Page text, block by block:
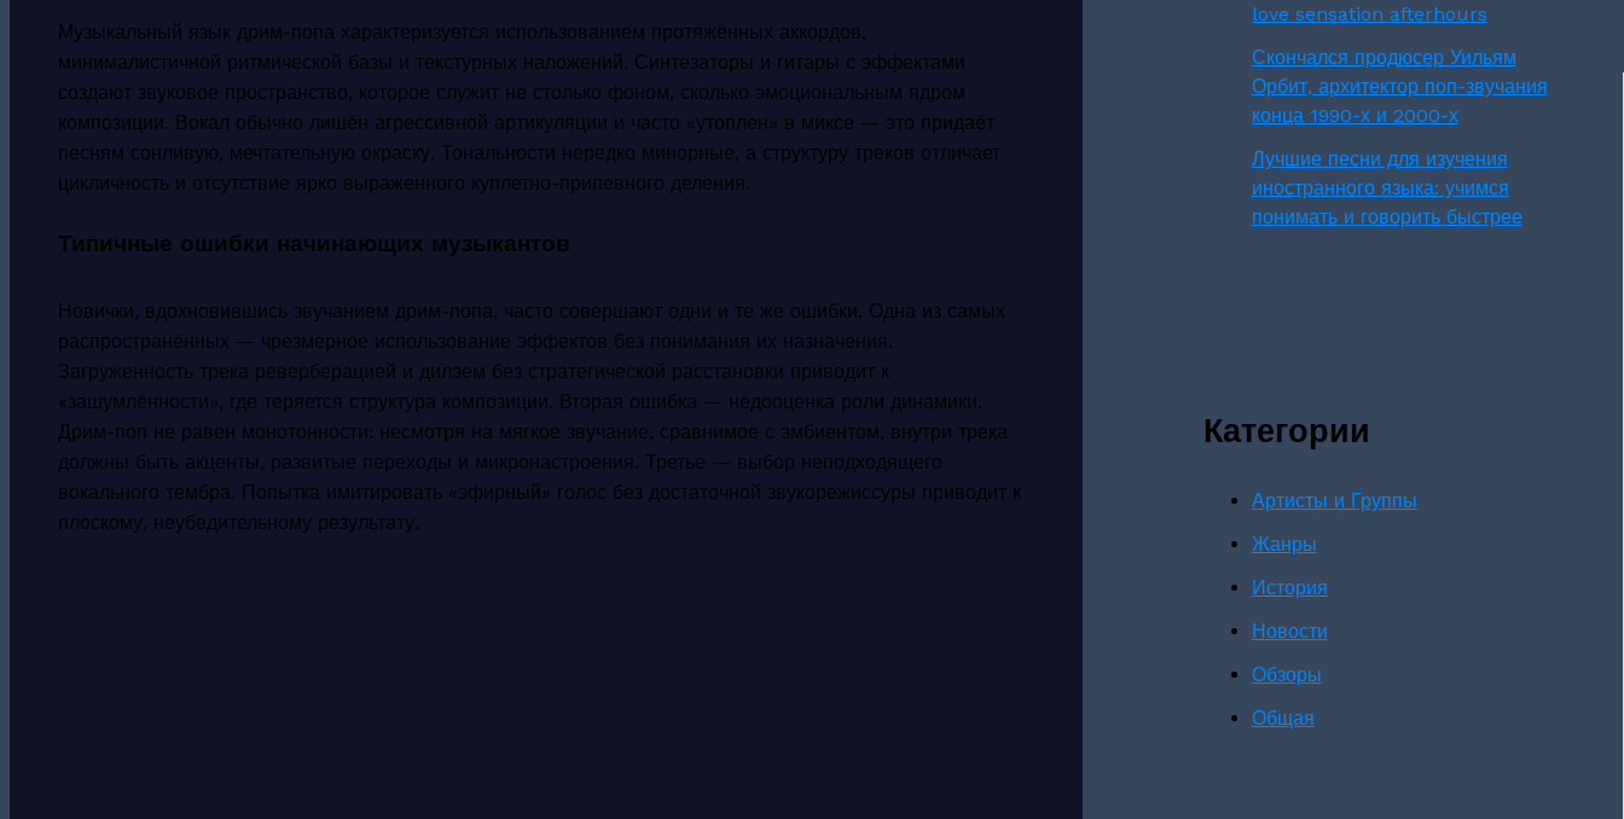
Музыкальный язык дрим-попа характеризуется использованием протяжённых аккордов,
минималистичной ритмической базы и текстурных наложений. Синтезаторы и гитары с эффектами
создают звуковое пространство, которое служит не столько фоном, сколько эмоциональным ядром
композиции. Вокал обычно лишён агрессивной артикуляции и часто «утоплен» в миксе — это придаёт
песням сонливую, мечтательную окраску. Тональности нередко минорные, а структуру треков отличает
цикличность и отсутствие ярко выраженного куплетно-припевного деления.
Типичные ошибки начинающих музыкантов
Новички, вдохновившись звучанием дрим-попа, часто совершают одни и те же ошибки. Одна из самых
распространённых — чрезмерное использование эффектов без понимания их назначения.
Загруженность трека реверберацией и дилэем без стратегической расстановки приводит к
«зашумлённости», где теряется структура композиции. Вторая ошибка — недооценка роли динамики.
Дрим-поп не равен монотонности: несмотря на мягкое звучание, сравнимое с эмбиентом, внутри трека
должны быть акценты, развитые переходы и микронастроения. Третье — выбор неподходящего
вокального тембра. Попытка имитировать «эфирный» голос без достаточной звукорежиссуры приводит к
плоскому, неубедительному результату.
love sensation afterhours
Скончался продюсер Уильям
Орбит, архитектор поп-звучания
конца 1990-х и 2000-х
Лучшие песни для изучения
иностранного языка: учимся
понимать и говорить быстрее
Категории
Артисты и Группы
Жанры
История
Новости
Обзоры
Общая